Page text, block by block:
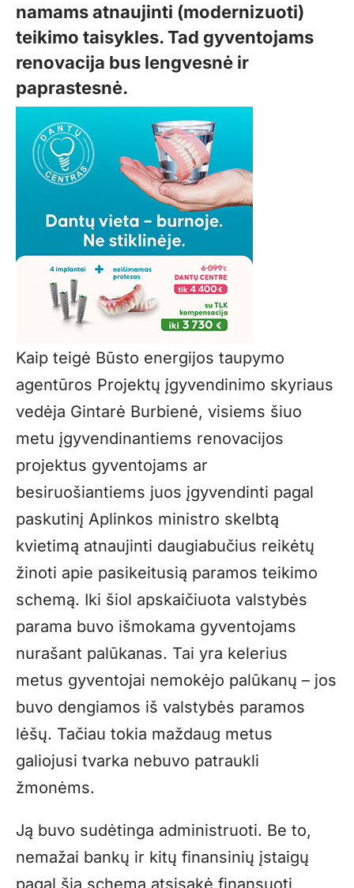
namams atnaujinti (modernizuoti)
teikimo taisykles. Tad gyventojams
renovacija bus lengvesnė ir
paprastesnė.
Kaip teigė Būsto energijos taupymo
agentūros Projektų įgyvendinimo skyriaus
vedėja Gintarė Burbienė, visiems šiuo
metu įgyvendinantiems renovacijos
projektus gyventojams ar
besiruošiantiems juos įgyvendinti pagal
paskutinį Aplinkos ministro skelbtą
kvietimą atnaujinti daugiabučius reikėtų
žinoti apie pasikeitusią paramos teikimo
schemą. Iki šiol apskaičiuota valstybės
parama buvo išmokama gyventojams
nurašant palūkanas. Tai yra kelerius
metus gyventojai nemokėjo palūkanų – jos
buvo dengiamos iš valstybės paramos
lėšų. Tačiau tokia maždaug metus
galiojusi tvarka nebuvo patraukli
žmonėms.
Ją buvo sudėtinga administruoti. Be to,
nemažai bankų ir kitų finansinių įstaigų